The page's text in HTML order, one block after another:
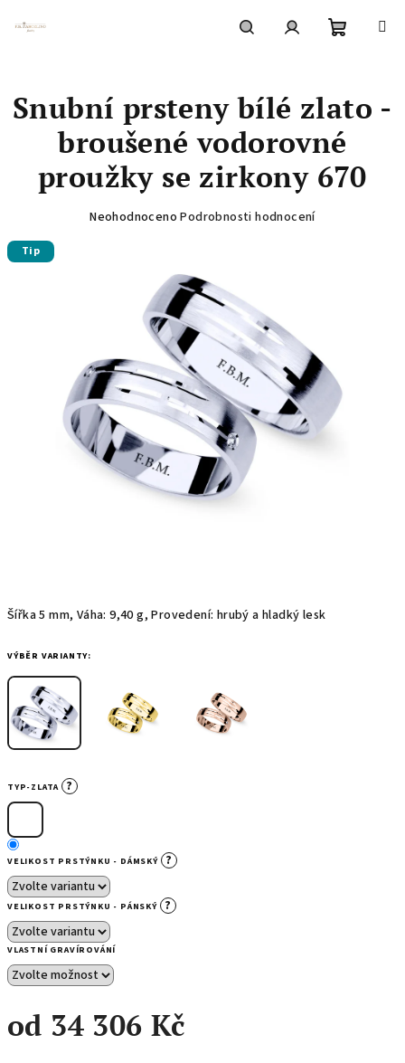
košík
Šířka 5 mm, Váha: 9,40 g, Provedení: hrubý a hladký lesk
VÝBĚR VARIANTY:
TYP-ZLATA ?
VELIKOST PRSTÝNKU - DÁMSKÝ ?
VELIKOST PRSTÝNKU - PÁNSKÝ ?
VLASTNÍ GRAVÍROVÁNÍ
od 34 306 Kč
Snubní prsteny bílé zlato -
broušené vodorovné
proužky se zirkony 670
Průměrné
Neohodnoceno Podrobnosti hodnocení
Tip